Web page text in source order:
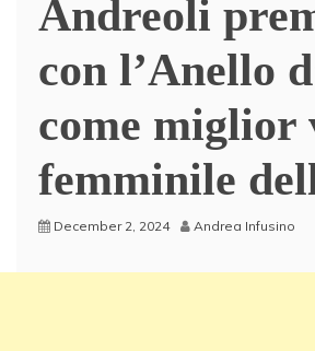
Andreoli
con l’Anello
come miglior
femminile
December 2, 2024 Andrea Infusino